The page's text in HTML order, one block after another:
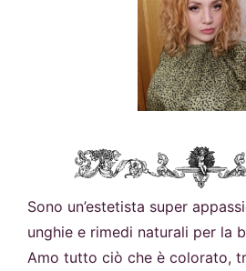
Sono un’estetista super
unghie e rimedi naturali per la
Amo tutto ciò che è colorato,